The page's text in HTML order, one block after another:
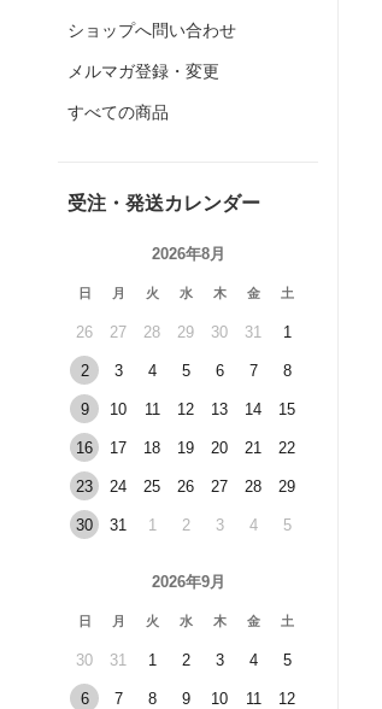
ショップへ問い合わせ
メルマガ登録・変更
すべての商品
受注・発送カレンダー
2026年8月
日 月 火 水 木 金 土
26 27 28 29 30 31 1
2 3 4 5 6 7 8
9 10 11 12 13 14 15
16 17 18 19 20 21 22
23 24 25 26 27 28 29
30 31 1 2 3 4 5
2026年9月
日 月 火 水 木 金 土
30 31 1 2 3 4 5
6 7 8 9 10 11 12
シマヤ 塩分77％カットだしの素 顆